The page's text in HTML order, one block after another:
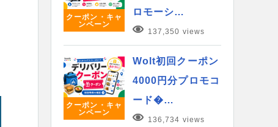
クーポン・キャ
ンペーン
ロモーシ…
137,350 views
クーポン・キャ
ンペーン
Wolt初回クーポン
4000円分プロモコ
ード�…
136,734 views